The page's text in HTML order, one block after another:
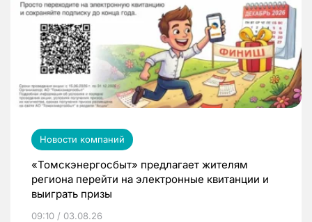
Новости компаний
«Томскэнергосбыт» предлагает жителям
региона перейти на электронные квитанции и
выиграть призы
09:10 / 03.08.26